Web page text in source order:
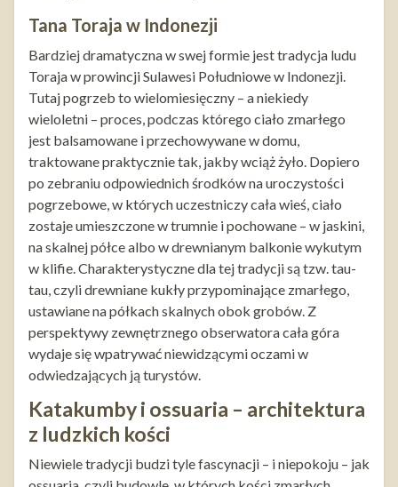
Tana Toraja w Indonezji
Bardziej dramatyczna w swej formie jest tradycja ludu
Toraja w prowincji Sulawesi Południowe w Indonezji.
Tutaj pogrzeb to wielomiesięczny – a niekiedy
wieloletni – proces, podczas którego ciało zmarłego
jest balsamowane i przechowywane w domu,
traktowane praktycznie tak, jakby wciąż żyło. Dopiero
po zebraniu odpowiednich środków na uroczystości
pogrzebowe, w których uczestniczy cała wieś, ciało
zostaje umieszczone w trumnie i pochowane – w jaskini,
na skalnej półce albo w drewnianym balkonie wykutym
w klifie. Charakterystyczne dla tej tradycji są tzw. tau-
tau, czyli drewniane kukły przypominające zmarłego,
ustawiane na półkach skalnych obok grobów. Z
perspektywy zewnętrznego obserwatora cała góra
wydaje się wpatrywać niewidzącymi oczami w
odwiedzających ją turystów.
Katakumby i ossuaria – architektura
z ludzkich kości
Niewiele tradycji budzi tyle fascynacji – i niepokoju – jak